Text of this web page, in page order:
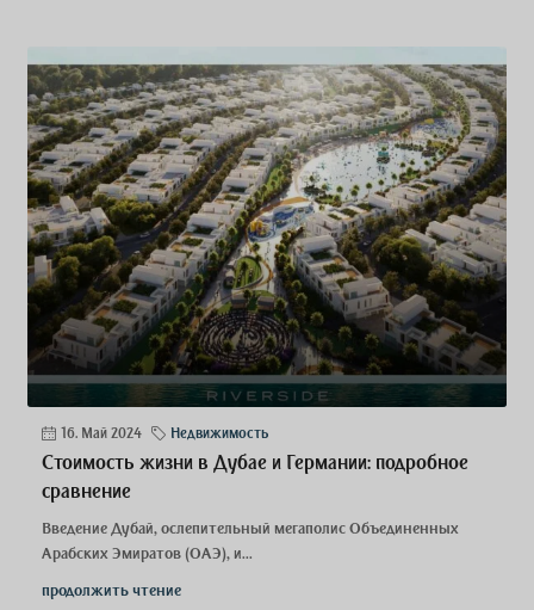
16. Май 2024 Недвижимость
Стоимость жизни в Дубае и Германии: подробное
сравнение
Введение Дубай, ослепительный мегаполис Объединенных
Арабских Эмиратов (ОАЭ), и...
продолжить чтение